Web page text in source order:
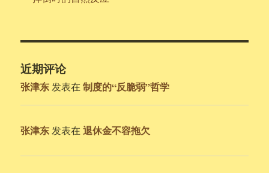
近期评论
张津东 发表在制度的“反脆弱”哲学
张津东 发表在退休金不容拖欠